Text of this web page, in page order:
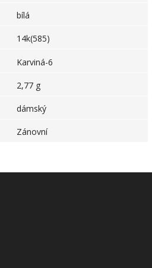
bílá
14k(585)
Karviná-6
2,77 g
dámský
Zánovní